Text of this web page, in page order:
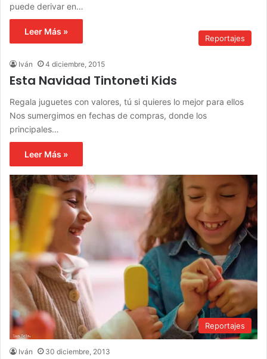
puede derivar en…
Leer Más »
Reportajes
Iván 4 diciembre, 2015
Esta Navidad Tintoneti Kids
Regala juguetes con valores, tú si quieres lo mejor para ellos
Nos sumergimos en fechas de compras, donde los
principales…
Leer Más »
Reportajes
Iván 30 diciembre, 2013